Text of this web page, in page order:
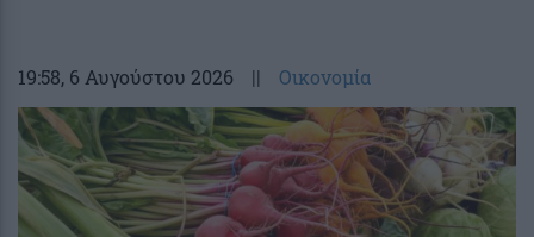
19:58, 6 Αυγούστου 2026 || Οικονομία